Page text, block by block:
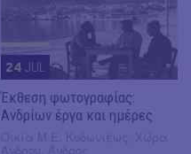
24 JUL
Έκθεση φωτογραφίας:
Ανδρίων έργα και ημέρες